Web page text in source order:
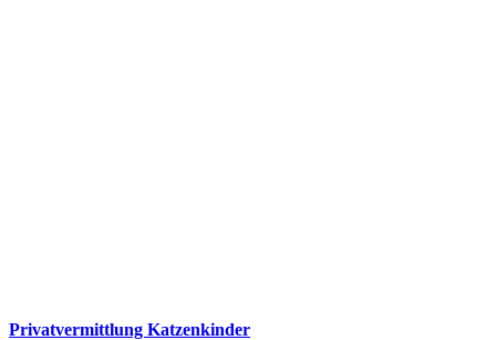
Privatvermittlung Katzenkinder